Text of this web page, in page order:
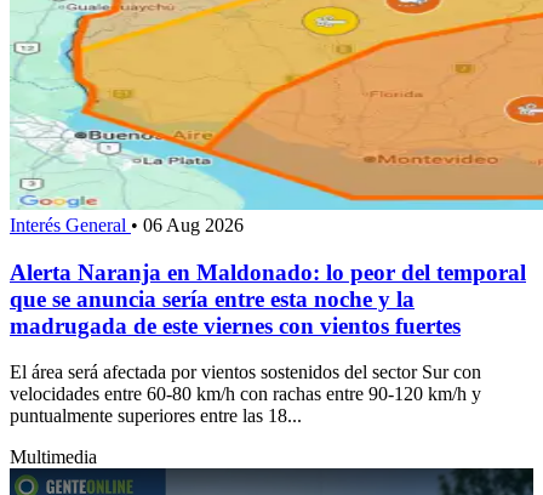
Interés General • 06 Aug 2026
Alerta Naranja en Maldonado: lo peor del temporal
que se anuncia sería entre esta noche y la
madrugada de este viernes con vientos fuertes
El área será afectada por vientos sostenidos del sector Sur con
velocidades entre 60-80 km/h con rachas entre 90-120 km/h y
puntualmente superiores entre las 18...
Multimedia